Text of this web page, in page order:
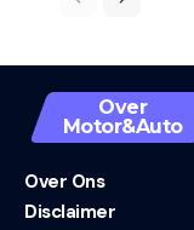
Over
Motor&Auto
Over Ons
Disclaimer